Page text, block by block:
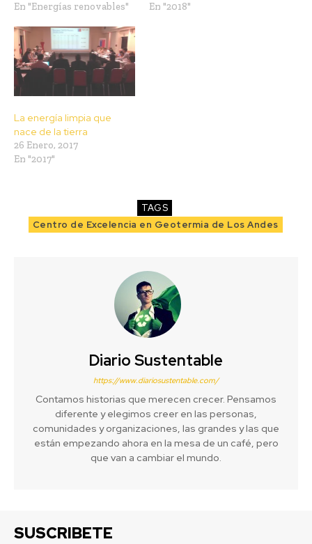
En "Energías renovables"
En "2018"
La energía limpia que
nace de la tierra
26 Enero, 2017
En "2017"
TAGS
Centro de Excelencia en Geotermia de Los Andes
Diario Sustentable
https://www.diariosustentable.com/
Contamos historias que merecen crecer. Pensamos
diferente y elegimos creer en las personas,
comunidades y organizaciones, las grandes y las que
están empezando ahora en la mesa de un café, pero
que van a cambiar el mundo.
SUSCRIBETE